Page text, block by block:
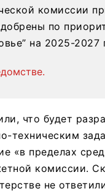
комиссии
по
на 2025-2027
что будет
техническим
«в пределах
комиссии.
не